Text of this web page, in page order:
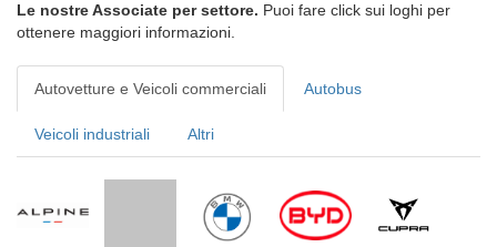
Le nostre Associate per settore. Puoi fare click sui loghi per
ottenere maggiori informazioni.
Autovetture e Veicoli commerciali Autobus
Veicoli industriali Altri